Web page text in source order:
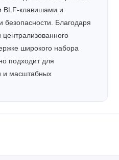
BLF-клавишами и
Благодаря
широкого набора
подходит для
и масштабных